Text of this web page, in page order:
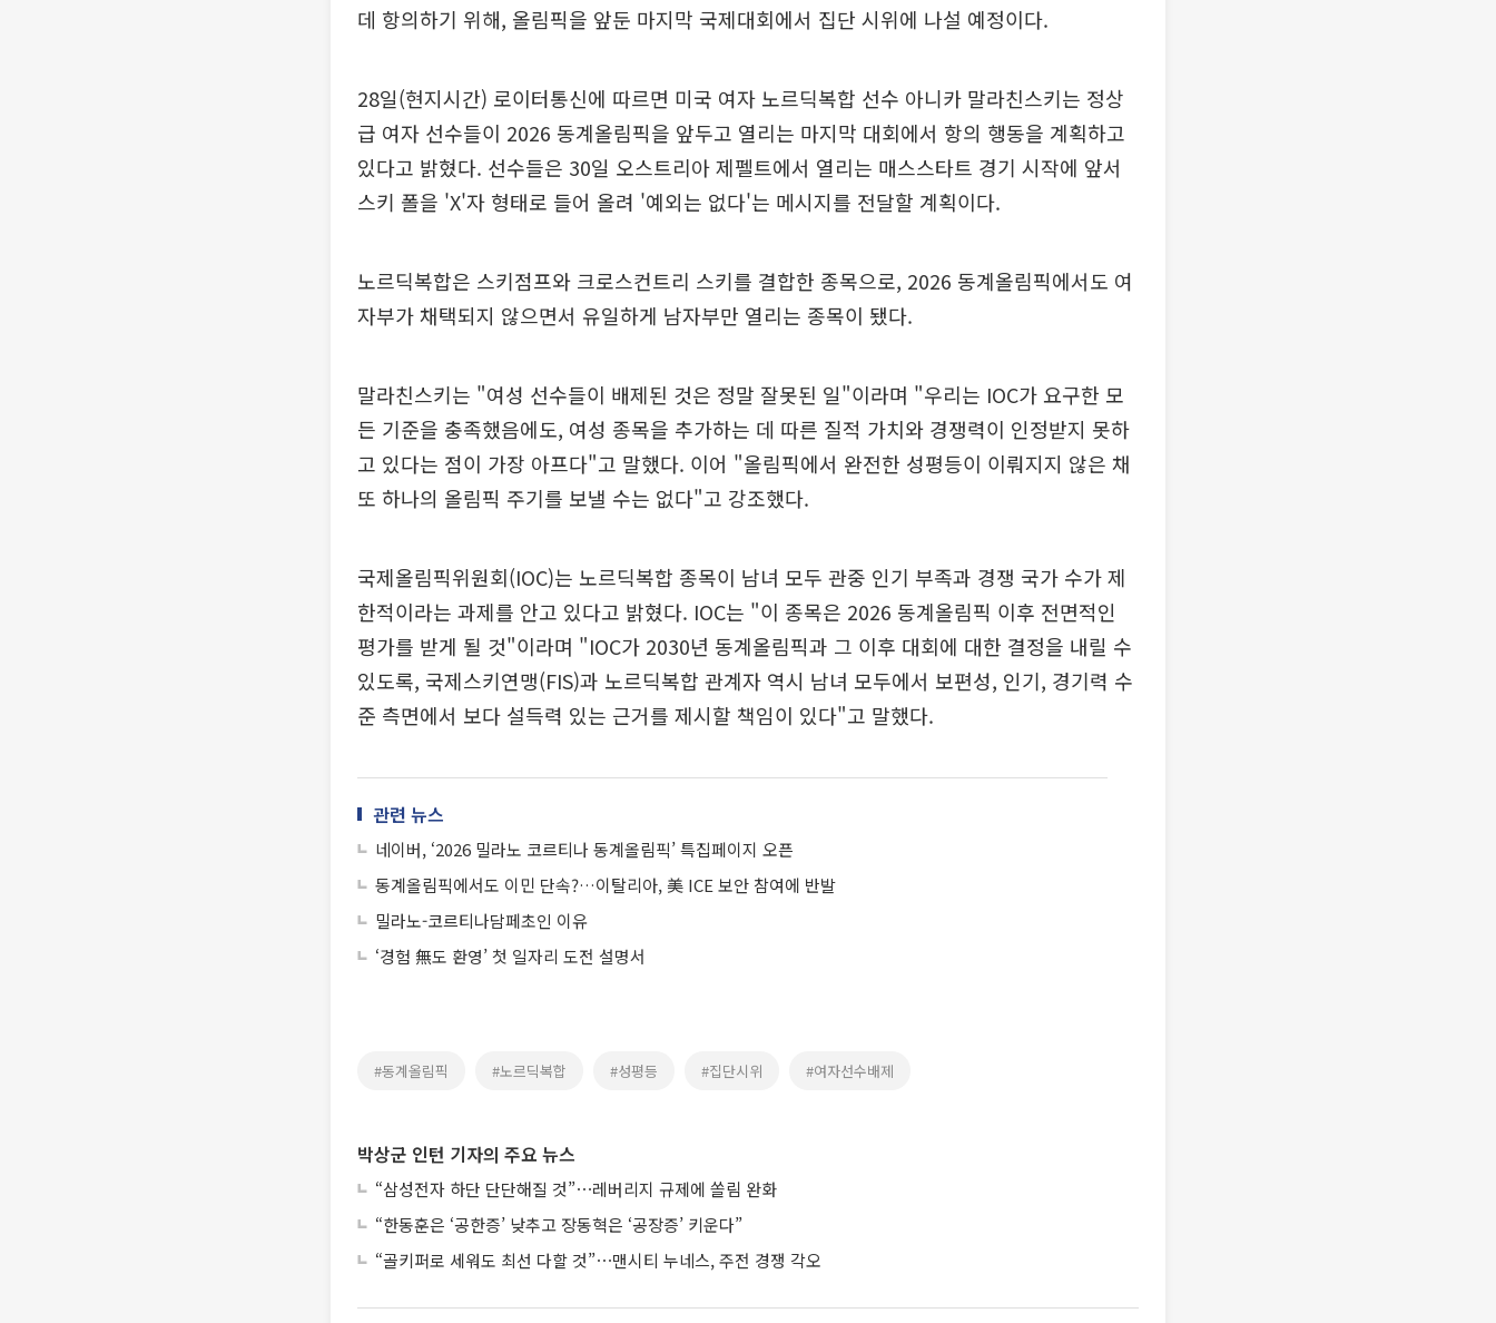
데 항의하기 위해, 올림픽을 앞둔 마지막 국제대회에서 집단 시위에 나설 예정이다.
28일(현지시간) 로이터통신에 따르면 미국 여자 노르딕복합 선수 아니카 말라친스키는 정상
급 여자 선수들이 2026 동계올림픽을 앞두고 열리는 마지막 대회에서 항의 행동을 계획하고
있다고 밝혔다. 선수들은 30일 오스트리아 제펠트에서 열리는 매스스타트 경기 시작에 앞서
스키 폴을 'X'자 형태로 들어 올려 '예외는 없다'는 메시지를 전달할 계획이다.
노르딕복합은 스키점프와 크로스컨트리 스키를 결합한 종목으로, 2026 동계올림픽에서도 여
자부가 채택되지 않으면서 유일하게 남자부만 열리는 종목이 됐다.
말라친스키는 "여성 선수들이 배제된 것은 정말 잘못된 일"이라며 "우리는 IOC가 요구한 모
든 기준을 충족했음에도, 여성 종목을 추가하는 데 따른 질적 가치와 경쟁력이 인정받지 못하
고 있다는 점이 가장 아프다"고 말했다. 이어 "올림픽에서 완전한 성평등이 이뤄지지 않은 채
또 하나의 올림픽 주기를 보낼 수는 없다"고 강조했다.
국제올림픽위원회(IOC)는 노르딕복합 종목이 남녀 모두 관중 인기 부족과 경쟁 국가 수가 제
한적이라는 과제를 안고 있다고 밝혔다. IOC는 "이 종목은 2026 동계올림픽 이후 전면적인
평가를 받게 될 것"이라며 "IOC가 2030년 동계올림픽과 그 이후 대회에 대한 결정을 내릴 수
있도록, 국제스키연맹(FIS)과 노르딕복합 관계자 역시 남녀 모두에서 보편성, 인기, 경기력 수
준 측면에서 보다 설득력 있는 근거를 제시할 책임이 있다"고 말했다.
관련 뉴스
네이버, ‘2026 밀라노 코르티나 동계올림픽’ 특집페이지 오픈
동계올림픽에서도 이민 단속?…이탈리아, 美 ICE 보안 참여에 반발
밀라노-코르티나담페초인 이유
‘경험 無도 환영’ 첫 일자리 도전 설명서
#동계올림픽 #노르딕복합 #성평등 #집단시위 #여자선수배제
박상군 인턴 기자의 주요 뉴스
“삼성전자 하단 단단해질 것”⋯레버리지 규제에 쏠림 완화
“한동훈은 ‘공한증’ 낮추고 장동혁은 ‘공장증’ 키운다”
“골키퍼로 세워도 최선 다할 것”⋯맨시티 누네스, 주전 경쟁 각오